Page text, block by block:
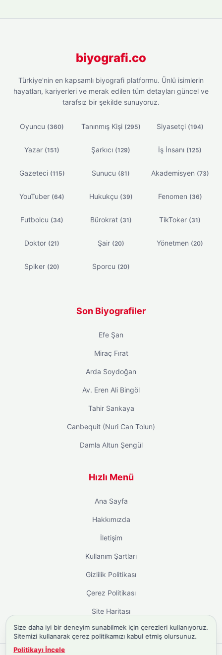
biyografi.co
Türkiye'nin en kapsamlı biyografi platformu. Ünlü isimlerin
hayatları, kariyerleri ve merak edilen tüm detayları güncel ve
tarafsız bir şekilde sunuyoruz.
Oyuncu (360) Tanınmış Kişi (295) Siyasetçi (194)
Yazar (151) Şarkıcı (129) İş İnsanı (125)
Gazeteci (115) Sunucu (81) Akademisyen (73)
YouTuber (64) Hukukçu (39) Fenomen (36)
Futbolcu (34) Bürokrat (31) TikToker (31)
Doktor (21) Şair (20) Yönetmen (20)
Spiker (20) Sporcu (20)
Son Biyografiler
Efe Şan
Miraç Fırat
Arda Soydoğan
Av. Eren Ali Bingöl
Tahir Sarıkaya
Canbequit (Nuri Can Tolun)
Damla Altun Şengül
Hızlı Menü
Ana Sayfa
Hakkımızda
İletişim
Kullanım Şartları
Gizlilik Politikası
Çerez Politikası
Site Haritası
Size daha iyi bir deneyim sunabilmek için çerezleri kullanıyoruz.
Sitemizi kullanarak çerez politikamızı kabul etmiş olursunuz.
Politikayı İncele